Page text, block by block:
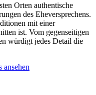
Orten authentische
des Eheversprechens.
mit einer
ist. Vom gegenseitigen
würdigt jedes Detail die
ansehen